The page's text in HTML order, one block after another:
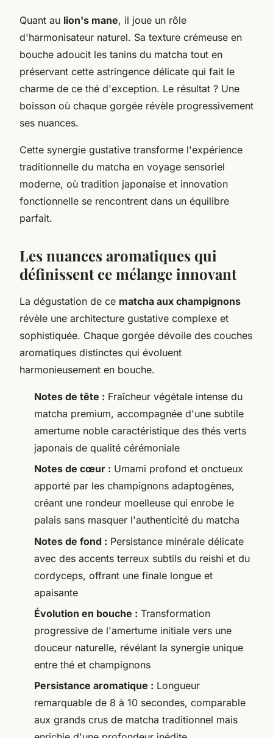
Quant au lion's mane, il joue un rôle
d'harmonisateur naturel. Sa texture crémeuse en
bouche adoucit les tanins du matcha tout en
préservant cette astringence délicate qui fait le
charme de ce thé d'exception. Le résultat ? Une
boisson où chaque gorgée révèle progressivement
ses nuances.
Cette synergie gustative transforme l'expérience
traditionnelle du matcha en voyage sensoriel
moderne, où tradition japonaise et innovation
fonctionnelle se rencontrent dans un équilibre
parfait.
Les nuances aromatiques qui
définissent ce mélange innovant
La dégustation de ce matcha aux champignons
révèle une architecture gustative complexe et
sophistiquée. Chaque gorgée dévoile des couches
aromatiques distinctes qui évoluent
harmonieusement en bouche.
Notes de tête : Fraîcheur végétale intense du
matcha premium, accompagnée d'une subtile
amertume noble caractéristique des thés verts
japonais de qualité cérémoniale
Notes de cœur : Umami profond et onctueux
apporté par les champignons adaptogènes,
créant une rondeur moelleuse qui enrobe le
palais sans masquer l'authenticité du matcha
Notes de fond : Persistance minérale délicate
avec des accents terreux subtils du reishi et du
cordyceps, offrant une finale longue et
apaisante
Évolution en bouche : Transformation
progressive de l'amertume initiale vers une
douceur naturelle, révélant la synergie unique
entre thé et champignons
Persistance aromatique : Longueur
remarquable de 8 à 10 secondes, comparable
aux grands crus de matcha traditionnel mais